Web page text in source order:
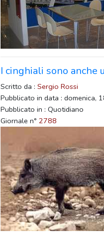
I cinghiali sono anche
Scritto da : Sergio Rossi
Pubblicato in data : domenica,
Pubblicato in : Quotidiano
Giornale n° 2788